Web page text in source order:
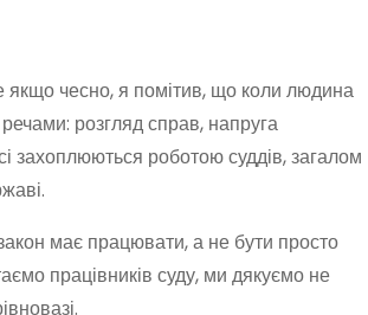
якщо чесно, я помітив, що коли людина
розгляд справ, напруга
захоплюються роботою суддів, загалом
має працювати, а не бути просто
працівників суду, ми дякуємо не